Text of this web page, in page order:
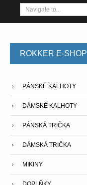
ROKKER E-SHOP
PÁNSKÉ KALHOTY
DÁMSKÉ KALHOTY
PÁNSKÁ TRIČKA
DÁMSKÁ TRIČKA
MIKINY